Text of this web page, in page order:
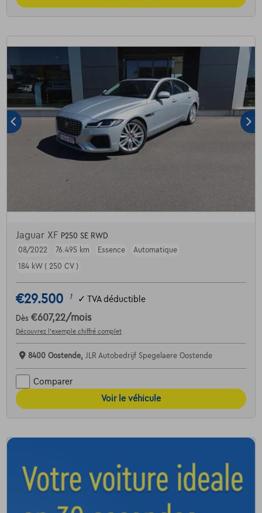
Jaguar XF P250 SE RWD
08/2022
76.495 km Essence
Automatique
184 kW ( 250 CV )
€29.500 1 ✓ TVA déductible
Dès €607,22/mois
Découvrez l’exemple chiffré complet
8400 Oostende, JLR Autobedrijf Spegelaere Oostende
Comparer
Voir le véhicule